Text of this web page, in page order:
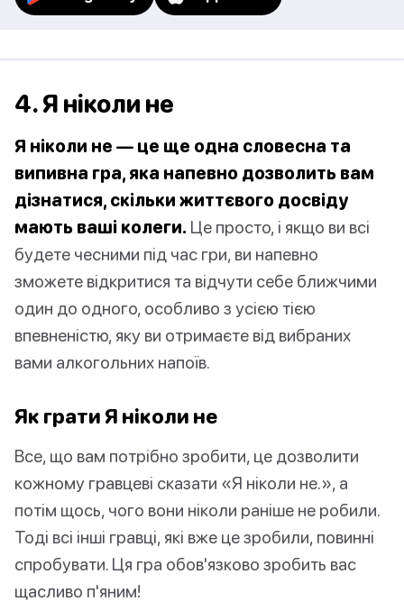
4. Я ніколи не
Я ніколи не — це ще одна словесна та
випивна гра, яка напевно дозволить вам
дізнатися, скільки життєвого досвіду
мають ваші колеги. Це просто, і якщо ви всі
будете чесними під час гри, ви напевно
зможете відкритися та відчути себе ближчими
один до одного, особливо з усією тією
впевненістю, яку ви отримаєте від вибраних
вами алкогольних напоїв.
Як грати Я ніколи не
Все, що вам потрібно зробити, це дозволити
кожному гравцеві сказати «Я ніколи не.», а
потім щось, чого вони ніколи раніше не робили.
Тоді всі інші гравці, які вже це зробили, повинні
спробувати. Ця гра обов'язково зробить вас
щасливо п'яним!